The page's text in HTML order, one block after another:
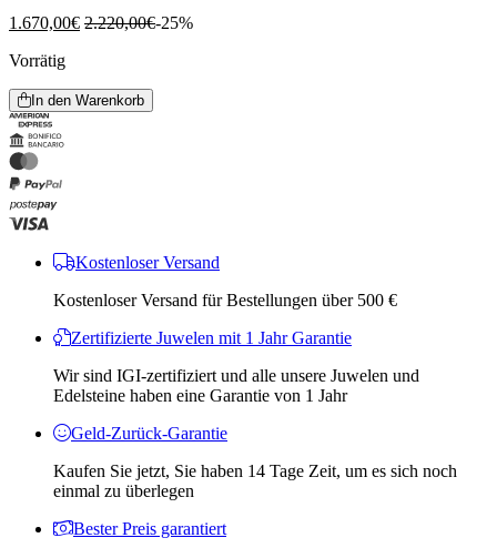
1.670,00€ 2.220,00€-25%
Vorrätig
In den Warenkorb
Kostenloser Versand
Kostenloser Versand für Bestellungen über 500 €
Zertifizierte Juwelen mit 1 Jahr Garantie
Wir sind IGI-zertifiziert und alle unsere Juwelen und
Edelsteine ​​haben eine Garantie von 1 Jahr
Geld-Zurück-Garantie
Kaufen Sie jetzt, Sie haben 14 Tage Zeit, um es sich noch
einmal zu überlegen
Bester Preis garantiert